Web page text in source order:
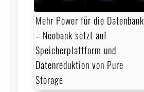
Mehr Power für die Datenbank
– Neobank setzt auf
Speicherplattform und
Datenreduktion von Pure
Storage